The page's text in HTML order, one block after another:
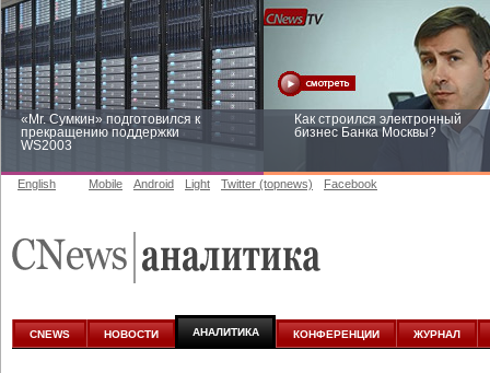
«Mr. Сумкин» подготовился к
прекращению поддержки
WS2003
Как строился электронный
бизнес Банка Москвы?
аналитике
English Mobile Android Light Twitter (topnews) Facebook
CNEWS НОВОСТИ АНАЛИТИКА КОНФЕРЕНЦИИ ЖУРНАЛ